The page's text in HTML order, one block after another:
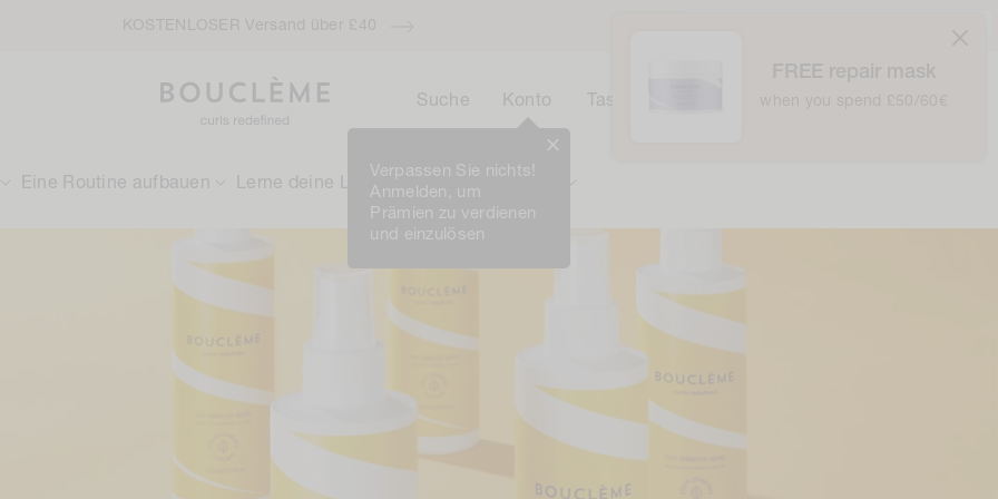
KOSTENLOSER Versand über £40
Eine Routine aufbauen Lerne deine Locken kennen
Suche Konto
Verpassen Sie nichts!
Anmelden, um
Prämien zu verdienen
und einzulösen
Tasche